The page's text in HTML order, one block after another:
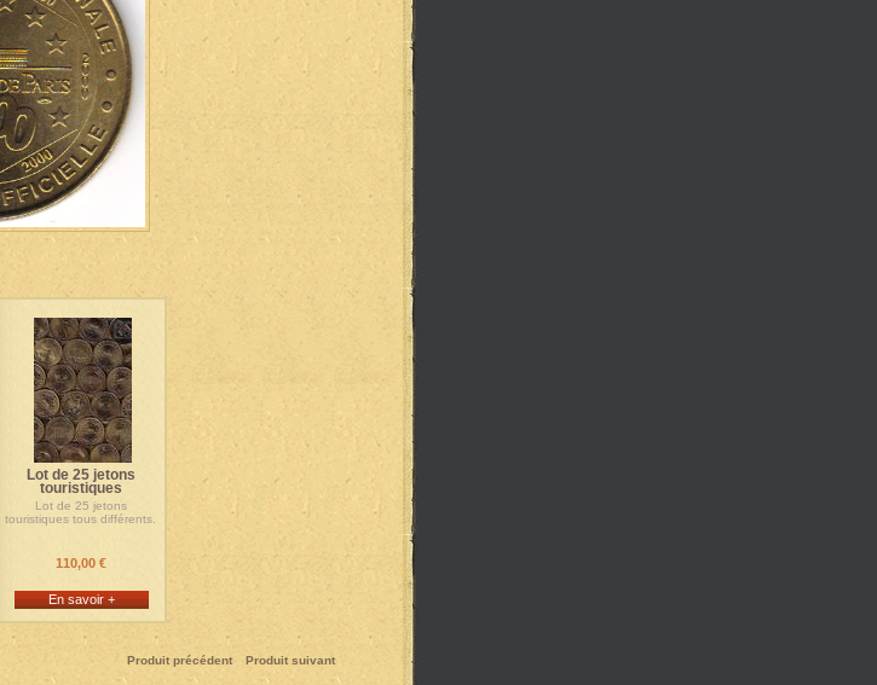
Lot de 25 jetons
touristiques
Lot de 25 jetons
touristiques tous différents.
110,00 €
En savoir +
Produit précédent Produit suivant